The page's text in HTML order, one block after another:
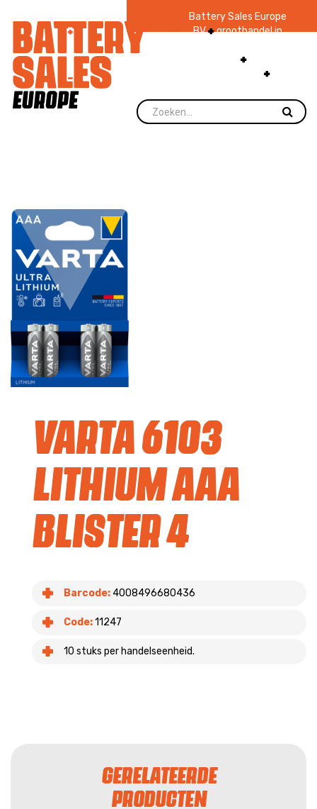
Battery Sales Europe
BV groothandel in
zaklampen Ruim 48
jaar ervaring
voorraad.
Varta 6103
Lithium AAA
blister 4
Barcode:4008496680436
Code:11247
10 stuks per handelseenheid.
GERELATEERDE
PRODUCTEN